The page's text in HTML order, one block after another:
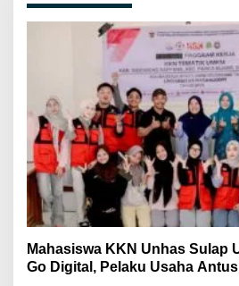
Mahasiswa KKN Unhas Sulap
Go Digital, Pelaku Usaha